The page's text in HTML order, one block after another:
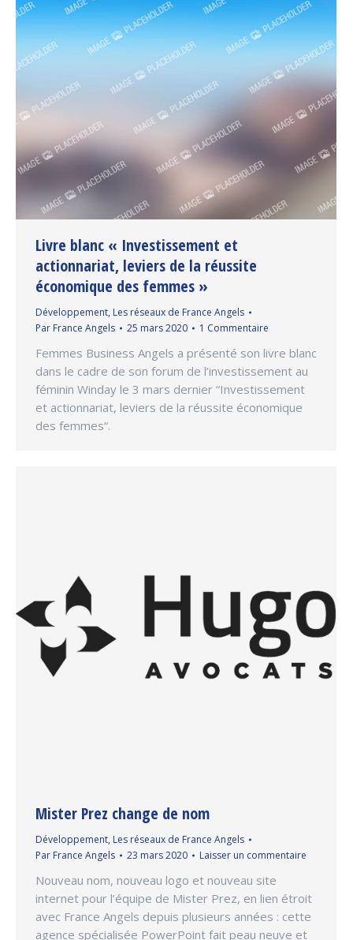
Livre blanc « Investissement et
actionnariat, leviers de la réussite
économique des femmes »
Développement, Les réseaux de France Angels
Par France Angels 25 mars 2020 1 Commentaire
Femmes Business Angels a présenté son livre blanc
dans le cadre de son forum de l’investissement au
féminin Winday le 3 mars dernier “Investissement
et actionnariat, leviers de la réussite économique
des femmes“.
Mister Prez change de nom
Développement, Les réseaux de France Angels
Par France Angels 23 mars 2020 Laisser un commentaire
Nouveau nom, nouveau logo et nouveau site
internet pour l’équipe de Mister Prez, en lien étroit
avec France Angels depuis plusieurs années : cette
agence spécialisée PowerPoint fait peau neuve et